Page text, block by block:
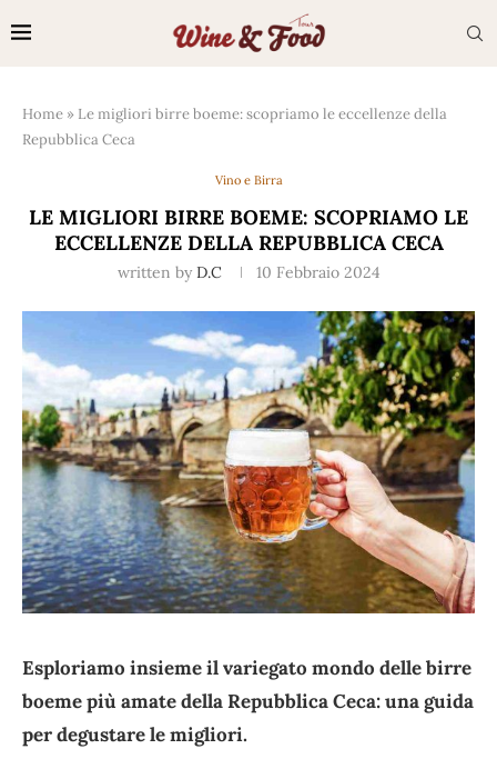
Home » Le migliori birre boeme: scopriamo le eccellenze della
Repubblica Ceca
Vino e Birra
LE MIGLIORI BIRRE BOEME: SCOPRIAMO LE
ECCELLENZE DELLA REPUBBLICA CECA
written by D.C 10 Febbraio 2024
Esploriamo insieme il variegato mondo delle birre
boeme più amate della Repubblica Ceca: una guida
per degustare le migliori.